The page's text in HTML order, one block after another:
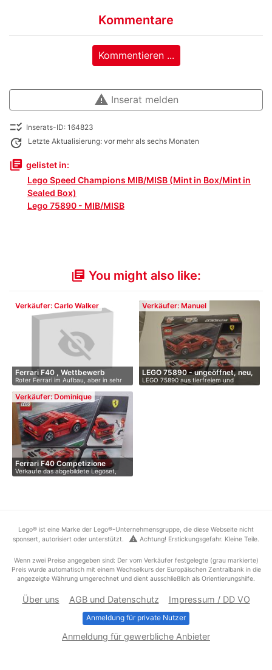
Kommentare
Kommentieren ...
warning Inserat melden
checklist_rtl Inserats-ID: 164823
update Letzte Aktualisierung: vor mehr als sechs Monaten
library_books gelistet in:
Lego Speed Champions MIB/MISB (Mint in Box/Mint in
Sealed Box)
Lego 75890 - MIB/MISB
library_books You might also like:
Verkäufer: Carlo Walker
Ferrari F40 , Wettbewerb
Roter Ferrari im Aufbau, aber in sehr
g…
Verkäufer: Manuel
LEGO 75890 - ungeöffnet, neu,
…
LEGO 75890 aus tierfreiem und
raucherfr…
Verkäufer: Dominique
Ferrari F40 Competizione
Verkaufe das abgebildete Legoset,
origi…
Lego® ist eine Marke der Lego®-Unternehmensgruppe, die diese Webseite nicht
sponsert, autorisiert oder unterstützt.
warning Achtung! Erstickungsgefahr. Kleine Teile.
Wenn zwei Preise angegeben sind: Der vom Verkäufer festgelegte (grau markierte)
Preis wurde automatisch mit einem Wechselkurs der Europäischen Zentralbank in die
angezeigte Währung umgerechnet und dient ausschließlich als Orientierungshilfe.
Über uns AGB und Datenschutz Impressum / DD VO
Anmeldung für private Nutzer
Anmeldung für gewerbliche Anbieter